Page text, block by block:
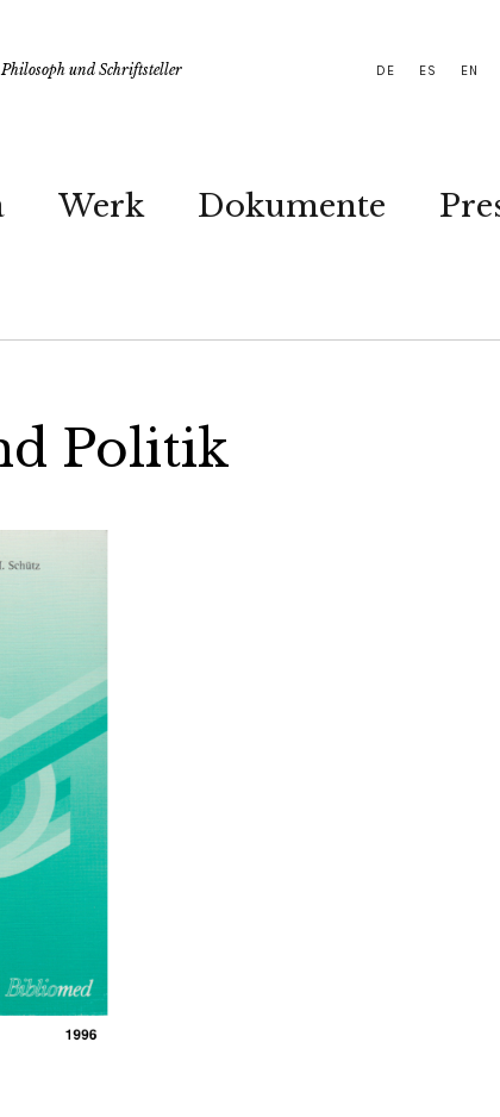
DE ES EN
Philosoph und Schriftsteller
Werk Dokumente
Politik